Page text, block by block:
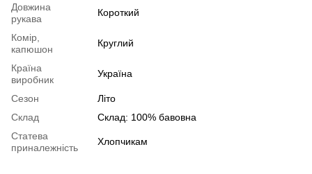
Довжина
рукава
Короткий
Комір,
капюшон
Круглий
Країна
виробник
Україна
Сезон
Літо
Склад
Склад: 100% бавовна
Статева
приналежність
Хлопчикам